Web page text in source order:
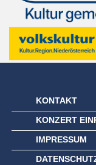
KONTAKT
KONZERT
IMPRESSUM